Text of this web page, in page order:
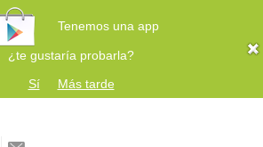
Tenemos una app
¿te gustaría probarla?
Sí
Más tarde